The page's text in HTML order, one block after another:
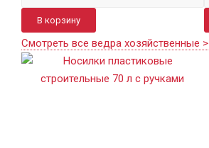
В корзину
Смотреть все ведра хозяйственные >